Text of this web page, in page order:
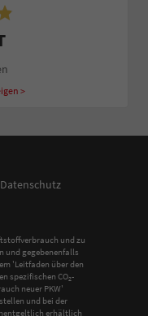
>
Datenschutz
und zu
und gegebenenfalls
'Leitfaden über den
spezifischen CO2-
neuer PKW'
und bei der
erhältlich